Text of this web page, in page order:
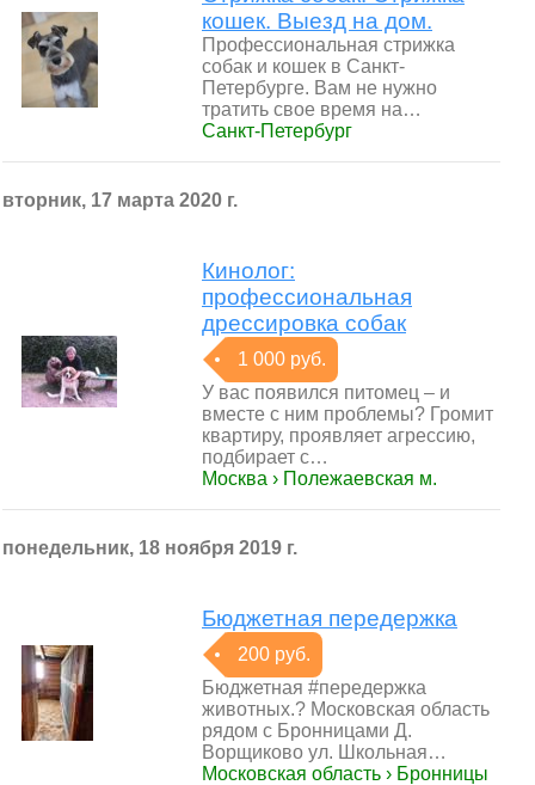
кошек. Выезд на дом.
Профессиональная стрижка
собак и кошек в Санкт-
Петербурге. Вам не нужно
тратить свое время на…
Санкт-Петербург
вторник, 17 марта 2020 г.
Кинолог:
профессиональная
дрессировка собак
1 000 руб.
У вас появился питомец – и
вместе с ним проблемы? Громит
квартиру, проявляет агрессию,
подбирает с…
Москва › Полежаевская м.
понедельник, 18 ноября 2019 г.
Бюджетная передержка
200 руб.
Бюджетная #передержка
животных.? Московская область
рядом с Бронницами Д.
Ворщиково ул. Школьная…
Московская область › Бронницы